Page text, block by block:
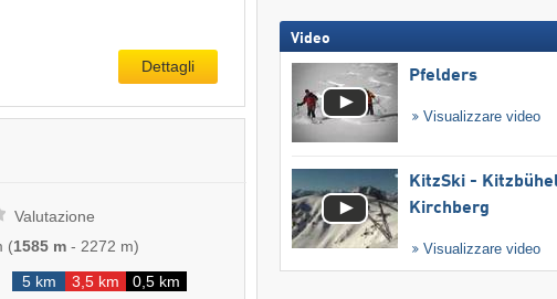
Dettagli
Valutazione
(1585 m - 2272 m)
5 km 3,5 km 0,5 km
Video
Pfelders
Visualizzare video
KitzSki -
Kirchberg
Visualizzare video